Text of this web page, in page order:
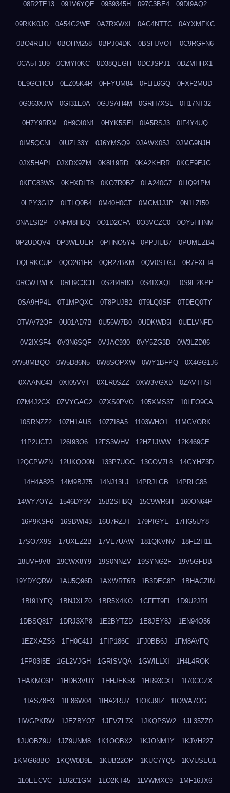
08R2TE13 091V6YQE 0959345H 097C3BE4 09DI9AQ2
09RKK0JO 0A54G2WE 0A7RXWXI 0AG4NTTC 0AYXMFKC
0BO4RLHU 0BOHM258 0BPJ04DK 0BSHJVOT 0C9RGFN6
0CA5T1U9 0CMYI0KC 0D38QEGH 0DCJSPJ1 0DZMHHX1
0E9GCHCU 0EZ05K4R 0FFYUM84 0FLIL6GQ 0FXF2MUD
0G363XJW 0GI31E0A 0GJSAH4M 0GRH7XSL 0H17NT32
0H7Y9RRM 0H9OI0N1 0HYK5SEI 0IA5RSJ3 0IF4Y4UQ
0IM5QCNL 0IUZL33Y 0J6YMSQ9 0JAWX05J 0JMG9NJH
0JX5HAPI 0JXDX9ZM 0K8I19RD 0KA2KHRR 0KCE9EJG
0KFC83WS 0KHXDLT8 0KO7R0BZ 0LA240G7 0LIQ91PM
0LPY3G1Z 0LTLQ0B4 0M40H0CT 0MCMJJJP 0N1LZI50
0NALSI2P 0NFM8HBQ 0O1D2CFA 0O3VCZC0 0OY5HHNM
0P2UDQV4 0P3WEUER 0PHNO5Y4 0PPJIUB7 0PUMEZB4
0QLRKCUP 0QO261FR 0QR27BKM 0QV0STGJ 0R7FXEI4
0RCWTWLK 0RH9C3CH 0S284R8O 0S4IXXQE 0S9E2KPP
0SA9HP4L 0T1MPQXC 0T8PUJB2 0T9LQ0SF 0TDEQ0TY
0TWV72OF 0U01AD7B 0U56W7B0 0UDKWD5I 0UELVNFD
0V2IXSF4 0V3N6SQF 0VJAC930 0VY5ZG3D 0W3LZD86
0W58MBQO 0W5D86N5 0W8SOPXW 0WY1BFPQ 0X4GG1J6
0XAANC43 0XI05VVT 0XLR0SZZ 0XW3VGXD 0ZAVTHSI
0ZM4J2CX 0ZVYGAG2 0ZXS0PVO 105XMS37 10LFO9CA
10SRNZZ2 10ZH1AUS 10ZZI8A5 1103WHO1 11MGVORK
11P2UCTJ 126I93O6 12FS3WHV 12HZ1JWW 12K469CE
12QCPWZN 12UKQO0N 133P7UOC 13COV7L8 14GYHZ3D
14H4A825 14M9BJ75 14NJ13LJ 14PRJLGB 14PRLC85
14WY7OYZ 1546DY9V 15B2SHBQ 15C9WR6H 160ON64P
16P9KSF6 16SBWI43 16U7RZJT 179PIGYE 17HG5UY8
17SO7X9S 17UXEZ2B 17VE7UAW 181QKVNV 18FL2H11
18UVF9V8 19CWX8Y9 19S0NNZV 19SYNG2F 19V5GFDB
19YDYQRW 1AU5Q96D 1AXWRT6R 1B3DEC8P 1BHACZIN
1BI91YFQ 1BNJXLZ0 1BR5X4KO 1CFFT9FI 1D9U2JR1
1DBSQ817 1DRJ3XP8 1E2BYTZD 1E8JEY8J 1EN94O56
1EZXAZS6 1FH0C41J 1FIP186C 1FJ0BB6J 1FM8AVFQ
1FP03I5E 1GL2VJGH 1GRISVQA 1GWILLXI 1H4L4ROK
1HAKMC6P 1HDB3VUY 1HHJEK58 1HR93CXT 1I70CGZX
1IASZ8H3 1IF86W04 1IHA2RU7 1IOKJ9IZ 1IOWA7OG
1IWGPKRW 1JEZBYO7 1JFVZL7X 1JKQPSW2 1JL35ZZ0
1JUOBZ9U 1JZ9UNM8 1K1OOBX2 1KJONM1Y 1KJVH227
1KMG68BO 1KQW0D9E 1KUB22OP 1KUC7YQ5 1KVUSEU1
1L0EECVC 1L92C1GM 1LO2KT45 1LVWMXC9 1MF16JX6